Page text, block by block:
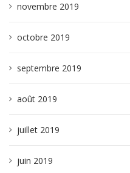
novembre 2019
octobre 2019
septembre 2019
août 2019
juillet 2019
juin 2019